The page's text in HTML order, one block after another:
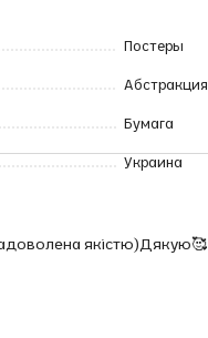
Постеры
Абстракция
Бумага
Украина
якістю)Дякую🥰